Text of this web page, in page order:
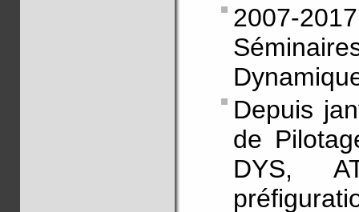
2007-
Depuis
de
DYS,